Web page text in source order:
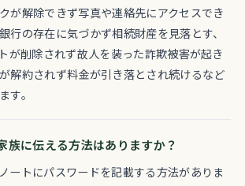
が解除できず写真や連絡先にアクセスでき
行の存在に気づかず相続財産を見落とす、
が削除されず故人を装った詐欺被害が起き
解約されず料金が引き落とされ続けるなど
す。
族に伝える方法はありますか？
ートにパスワードを記載する方法がありま